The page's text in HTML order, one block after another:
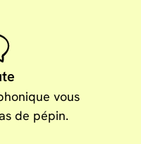
vous
de pépin.